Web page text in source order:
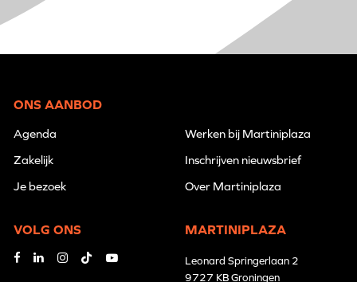
ONS AANBOD
Agenda
Zakelijk
Je bezoek
Werken bij Martiniplaza
Inschrijven nieuwsbrief
Over Martiniplaza
VOLG ONS MARTINIPLAZA
Leonard Springerlaan 2
9727 KB Groningen